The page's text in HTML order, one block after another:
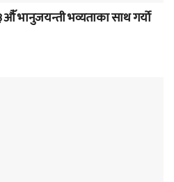
भानुजयन्ती भव्यताका साथ गर्यो